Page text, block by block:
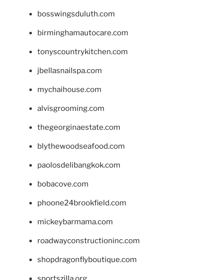
bosswingsduluth.com
birminghamautocare.com
tonyscountrykitchen.com
jbellasnailspa.com
mychaihouse.com
alvisgrooming.com
thegeorginaestate.com
blythewoodseafood.com
paolosdelibangkok.com
bobacove.com
phoone24brookfield.com
mickeybarmama.com
roadwayconstructioninc.com
shopdragonflyboutique.com